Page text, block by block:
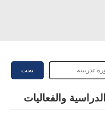
بحث
والفعاليات